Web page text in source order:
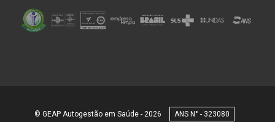
© GEAP Autogestão em Saúde - 2026 323080